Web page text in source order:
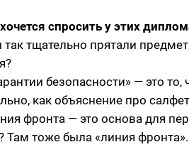
спросить у этих
так тщательно прятали
безопасности» — это
как объяснение про
фронта — это основа для
Там тоже была «линия фронта».